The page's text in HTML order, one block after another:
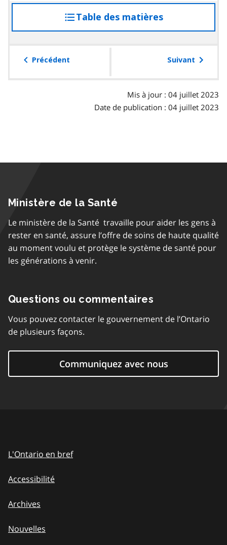
Table des matières
à
table
Précédent Suivant
Mis à jour : 04 juillet 2023
Date de publication : 04 juillet 2023
Ministère de la Santé
Le ministère de la Santé travaille pour aider les gens à
rester en santé, assure l’offre de soins de haute qualité
au moment voulu et protège le système de santé pour
les générations à venir.
Questions ou commentaires
Vous pouvez contacter le gouvernement de l’Ontario
de plusieurs façons.
Communiquez avec nous
L'Ontario en bref
Accessibilité
Archives
Nouvelles